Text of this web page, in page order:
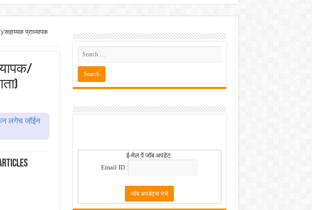
2026
2026
! Adivasi vibhag bharti 2026
2026
Junior Engineer Posts Bharti 2026
Talathi Bharti 2026 for 1539 Posts !
2026
सहाय्यक प्राध्यापक
लगेच जॉईन
ई-मेल पें जॉब अपडेट:
Email ID :